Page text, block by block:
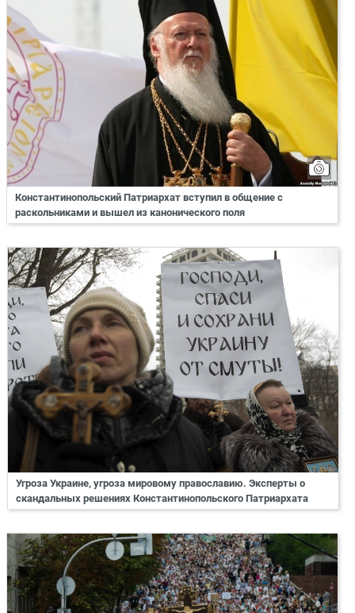
Константинопольский Патриархат вступил в общение с
раскольниками и вышел из канонического поля
Угроза Украине, угроза мировому православию. Эксперты о
скандальных решениях Константинопольского Патриархата